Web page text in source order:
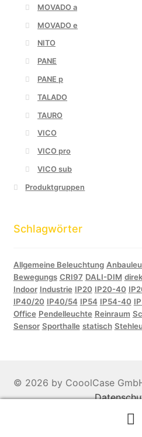
MOVADO a
MOVADO e
NITO
PANE
PANE p
TALADO
TAURO
VICO
VICO pro
VICO sub
Produktgruppen
Schlagwörter
Allgemeine Beleuchtung
Bewegungs CRI97 DALI-DIM
Indoor Industrie IP20 IP20-40
IP40/20 IP40/54 IP54 IP54-40
Office Pendelleuchte Reinraum
Sensor Sporthalle statisch
© 2026 by CooolCase